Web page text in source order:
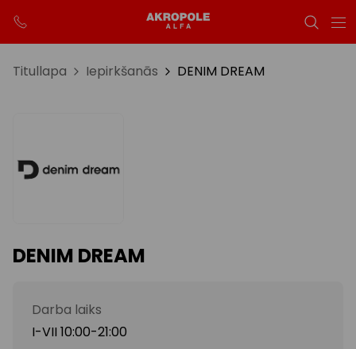
Titullapa Iepirkšanās DENIM DREAM
DENIM DREAM
Darba laiks
I-VII 10:00-21:00